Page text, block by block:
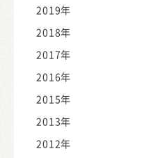
2019年
2018年
2017年
2016年
2015年
2013年
2012年